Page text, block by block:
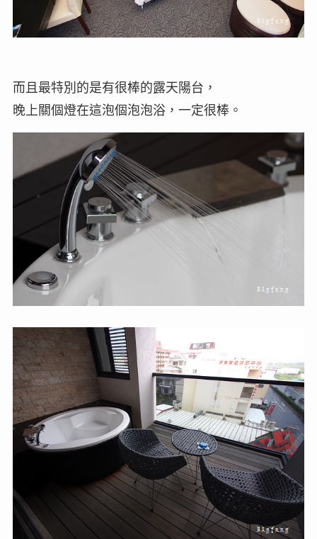
而且最特別的是有很棒的露天陽台，
晚上關個燈在這泡個泡泡浴，一定很棒。